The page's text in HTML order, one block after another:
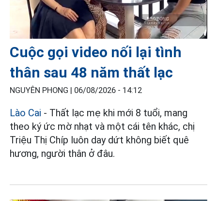
Cuộc gọi video nối lại tình
thân sau 48 năm thất lạc
NGUYÊN PHONG | 06/08/2026 - 14:12
Lào Cai - Thất lạc mẹ khi mới 8 tuổi, mang
theo ký ức mờ nhạt và một cái tên khác, chị
Triệu Thị Chíp luôn day dứt không biết quê
hương, người thân ở đâu.